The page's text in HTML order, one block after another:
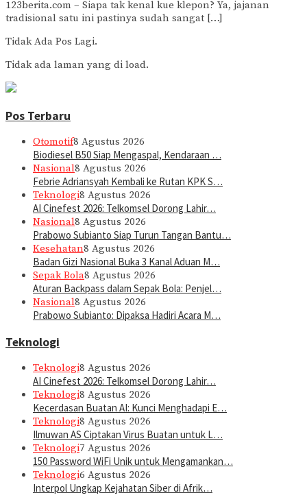
123berita.com – Siapa tak kenal kue klepon? Ya, jajanan
tradisional satu ini pastinya sudah sangat […]
Tidak Ada Pos Lagi.
Tidak ada laman yang di load.
Pos Terbaru
Otomotif8 Agustus 2026
Biodiesel B50 Siap Mengaspal, Kendaraan …
Nasional8 Agustus 2026
Febrie Adriansyah Kembali ke Rutan KPK S…
Teknologi8 Agustus 2026
AI Cinefest 2026: Telkomsel Dorong Lahir…
Nasional8 Agustus 2026
Prabowo Subianto Siap Turun Tangan Bantu…
Kesehatan8 Agustus 2026
Badan Gizi Nasional Buka 3 Kanal Aduan M…
Sepak Bola8 Agustus 2026
Aturan Backpass dalam Sepak Bola: Penjel…
Nasional8 Agustus 2026
Prabowo Subianto: Dipaksa Hadiri Acara M…
Teknologi
Teknologi8 Agustus 2026
AI Cinefest 2026: Telkomsel Dorong Lahir…
Teknologi8 Agustus 2026
Kecerdasan Buatan AI: Kunci Menghadapi E…
Teknologi8 Agustus 2026
Ilmuwan AS Ciptakan Virus Buatan untuk L…
Teknologi7 Agustus 2026
150 Password WiFi Unik untuk Mengamankan…
Teknologi6 Agustus 2026
Interpol Ungkap Kejahatan Siber di Afrik…